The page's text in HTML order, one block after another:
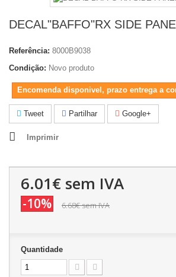
DECAL"BAFFO"RX SIDE
Referência: 8000B9038
Condição: Novo produto
Encomenda disponivel, prazo entrega a
Tweet Partilhar Google+
Imprimir
6.01€ sem IVA
-10% 6.68€sem IVA
Quantidade